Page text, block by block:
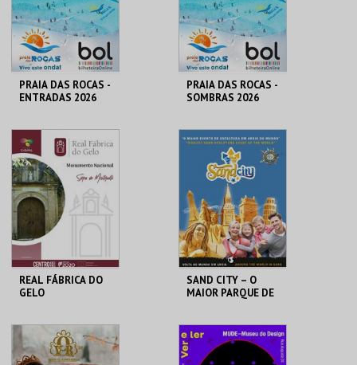
COMPRAR COMPRAR
PRAIA DAS ROCAS -
ENTRADAS 2026
PRAIA DAS ROCAS
MAIS INFO
COMPRAR
PRAIA DAS ROCAS -
SOMBRAS 2026
PRAIA DAS ROCAS
MAIS INFO
COMPRAR
REAL FÁBRICA DO
GELO
REAL FÁBRICA DO
GELO
SAND CITY – O
MAIOR PARQUE DE
SAND CITY